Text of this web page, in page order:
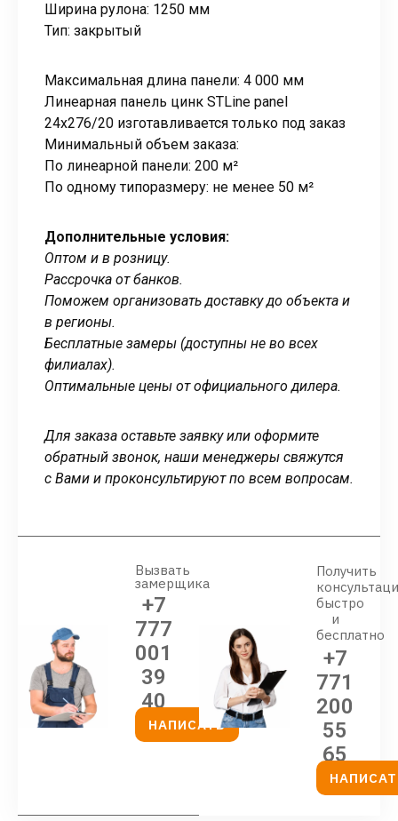
Ширина рулона: 1250 мм
Тип: закрытый
Максимальная длина панели: 4 000 мм
Линеарная панель цинк STLine panel
24х276/20 изготавливается только под заказ
Минимальный объем заказа:
По линеарной панели: 200 м²
По одному типоразмеру: не менее 50 м²
Дополнительные условия:
Оптом и в розницу.
Рассрочка от банков.
Поможем организовать доставку до объекта и
в регионы.
Бесплатные замеры (доступны не во всех
филиалах).
Оптимальные цены от официального дилера.
Для заказа оставьте заявку или оформите
обратный звонок, наши менеджеры свяжутся
с Вами и проконсультируют по всем вопросам.
Вызвать
замерщика
+7
777
001
39
40
НАПИСАТЬ
Получить
быстро
и
бесплатно
+7
771
200
55
65